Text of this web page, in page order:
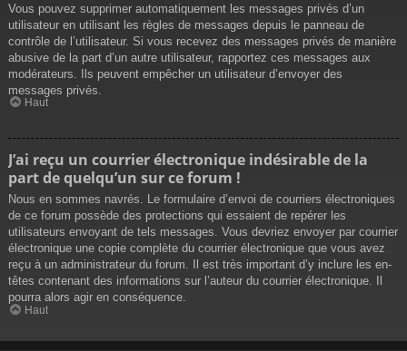
Vous pouvez supprimer automatiquement les messages privés d’un
utilisateur en utilisant les règles de messages depuis le panneau de
contrôle de l’utilisateur. Si vous recevez des messages privés de manière
abusive de la part d’un autre utilisateur, rapportez ces messages aux
modérateurs. Ils peuvent empêcher un utilisateur d’envoyer des
messages privés.
Haut
J’ai reçu un courrier électronique indésirable de la
part de quelqu’un sur ce forum !
Nous en sommes navrés. Le formulaire d’envoi de courriers électroniques
de ce forum possède des protections qui essaient de repérer les
utilisateurs envoyant de tels messages. Vous devriez envoyer par courrier
électronique une copie complète du courrier électronique que vous avez
reçu à un administrateur du forum. Il est très important d’y inclure les en-
têtes contenant des informations sur l’auteur du courrier électronique. Il
pourra alors agir en conséquence.
Haut